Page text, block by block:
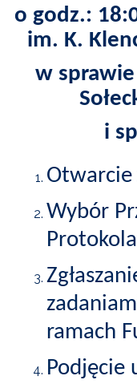
PODATEK
WIELISZEWSKIE
o godz.:
im. K.
w sprawie
i
Otwarcie
Wybór
ramach
Podjęcie